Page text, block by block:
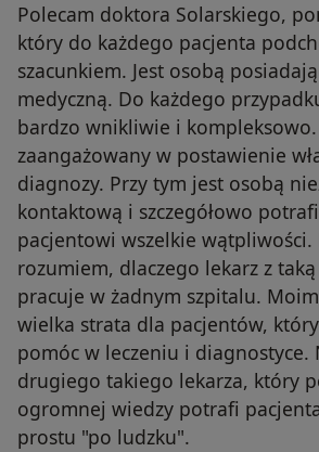
Polecam doktora Solarskiego,
który do każdego pacjenta
szacunkiem. Jest osobą
medyczną. Do każdego
bardzo wnikliwie i kompleksowo.
zaangażowany w postawienie
diagnozy. Przy tym jest osobą
kontaktową i szczegółowo
pacjentowi wszelkie
rozumiem, dlaczego lekarz z
pracuje w żadnym szpitalu.
wielka strata dla pacjentów,
pomóc w leczeniu i diagnostyce.
drugiego takiego lekarza, który
ogromnej wiedzy potrafi
prostu "po ludzku".